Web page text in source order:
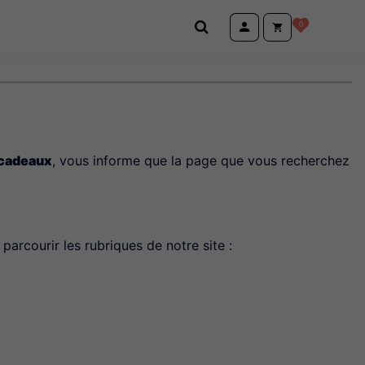
0
, vous informe que la page que vous recherchez
les rubriques de notre site :